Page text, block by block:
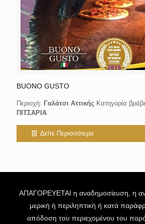
BUONO GUSTO
Περιοχή: Γαλάτσι Αττικής Κατηγορία
ΠΙΤΣΑΡΙΑ
Δείτε Περισσότερα
ΑΠΑΓΟΡΕΥΕΤΑΙ η αναδημοσίευση, η
μερική ή περιληπτική ή κατά
απόδοση του περιεχομένου του